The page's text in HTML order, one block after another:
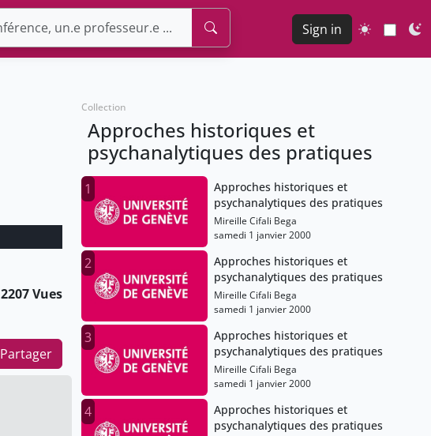
Sign in
2207 Vues
Partager
Collection
Approches historiques et
psychanalytiques des pratiques
1
Approches historiques et
psychanalytiques des pratiques
Mireille Cifali Bega
samedi 1 janvier 2000
2
Approches historiques et
psychanalytiques des pratiques
Mireille Cifali Bega
samedi 1 janvier 2000
3
Approches historiques et
psychanalytiques des pratiques
Mireille Cifali Bega
samedi 1 janvier 2000
4
Approches historiques et
psychanalytiques des pratiques